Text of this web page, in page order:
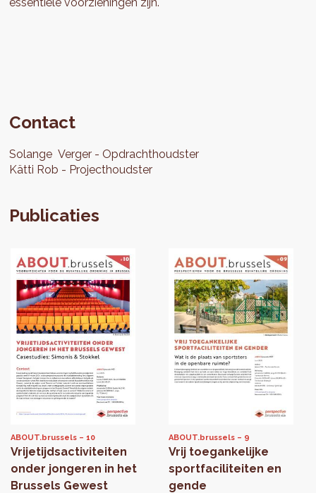
essentiële voorzieningen zijn.
Contact
Solange Verger
Opdrachthoudster
Kätti Rob Projecthoudster
Publicaties
ABOUT.brussels 10
Vrijetijdsactiviteiten
onder jongeren in het
Brussels Gewest
ABOUT.brussels 9
Vrij toegankelijke
sportfaciliteiten en
gende